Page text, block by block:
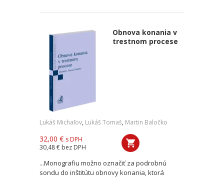
Obnova konania v
trestnom procese
Lukáš Michaľov, Lukáš Tomaš, Martin Baločko
32,00 € s DPH
30,48 € bez DPH
...Monografiu možno označiť za podrobnú
sondu do inštitútu obnovy konania, ktorá